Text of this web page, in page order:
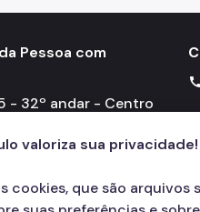
Pessoa com
- 32º andar - Centro
às 17h.
call
valoriza sua privacidade!
cookies, que são